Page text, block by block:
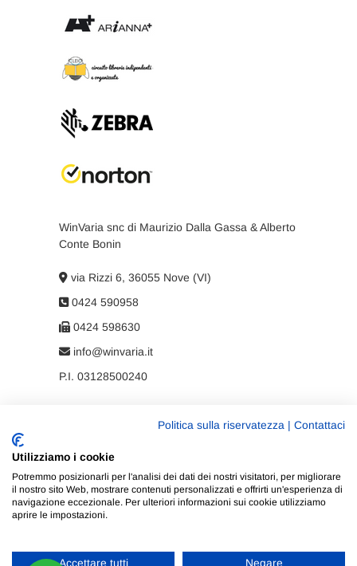
WinVaria snc di Maurizio Dalla Gassa & Alberto
Conte Bonin
via Rizzi 6, 36055 Nove (VI)
0424 590958
0424 598630
info@winvaria.it
P.I. 03128500240
Privacy policy
Politica sulla riservatezza Contattaci
Utilizziamo i cookie
Potremmo posizionarli per l'analisi dei dati dei nostri visitatori, per migliorare
il nostro sito Web, mostrare contenuti personalizzati e offrirti un'esperienza di
navigazione eccezionale. Per ulteriori informazioni sui cookie utilizziamo
aprire le impostazioni.
Accettare tutti Negare